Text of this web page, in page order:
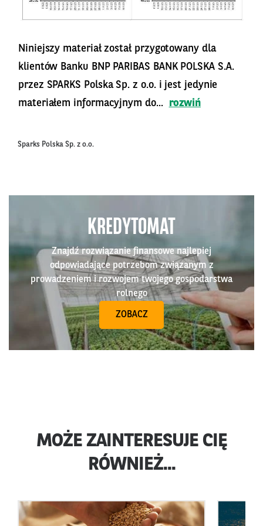
Niniejszy materiał został przygotowany dla
klientów Banku BNP PARIBAS BANK POLSKA S.A.
przez SPARKS Polska Sp. z o.o. i jest jedynie
materiałem informacyjnym do...
rozwiń
Sparks Polska Sp. z o.o.
KREDYTOMAT
Znajdź rozwiązanie finansowe najlepiej
odpowiadające potrzebom związanym z
prowadzeniem i rozwojem twojego gospodarstwa
rolnego
ZOBACZ
MOŻE ZAINTERESUJE CIĘ
RÓWNIEŻ...